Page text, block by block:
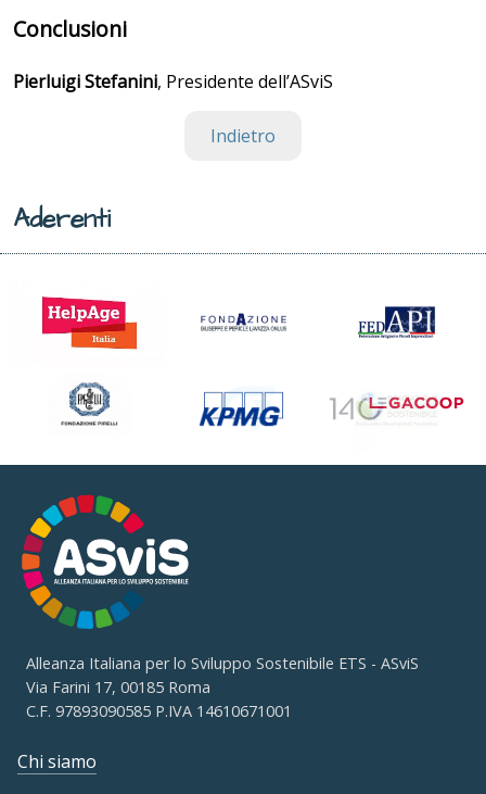
Conclusioni
Pierluigi Stefanini, Presidente dell’ASviS
Indietro
Aderenti
Alleanza Italiana per lo Sviluppo Sostenibile ETS - ASviS
Via Farini 17, 00185 Roma
C.F. 97893090585 P.IVA 14610671001
Chi siamo